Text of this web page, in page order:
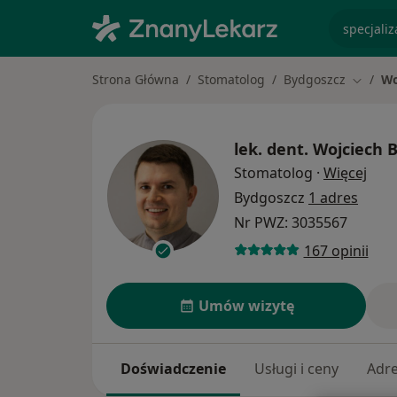
Strona Główna Stomatolog Bydgoszcz Zmień
lek. dent. Wojciech
Stomatolog · Więcej
Bydgoszcz 1 adres
Nr PWZ: 3035567
167 opinii
Umów wizytę
Doświadczenie Usługi i ceny